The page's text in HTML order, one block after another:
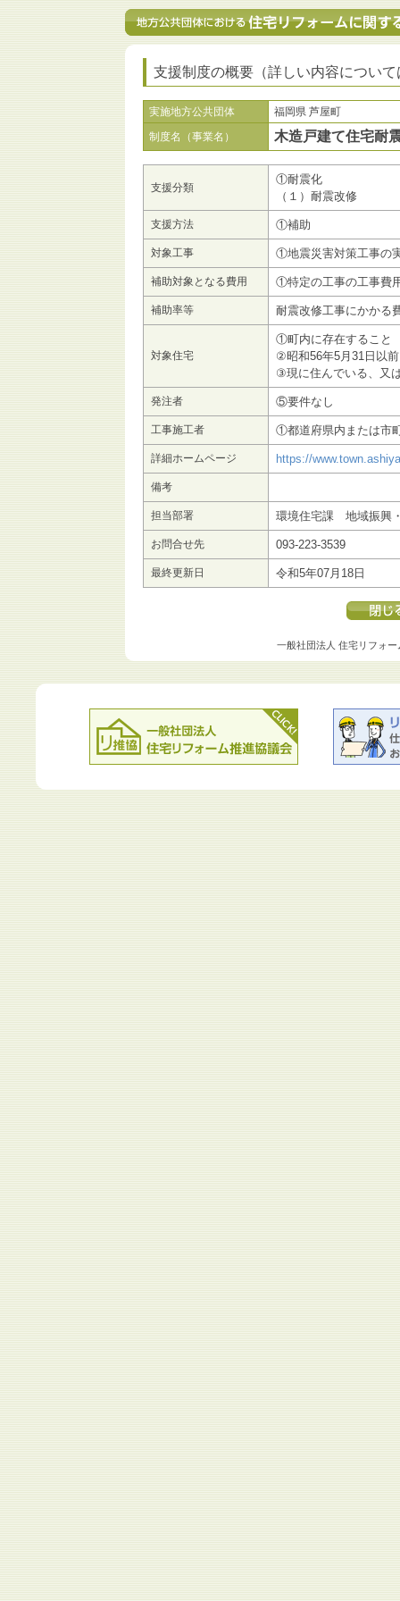
支援制度の概要（詳しい内容につい
実施地方公共団体
福岡県 芦屋町
制度名（事業名）
木造戸建て住宅耐
支援分類
①耐震化
（１）耐震改修
支援方法 ①補助
対象工事 ①地震災害対策工事の
補助対象となる費用 ①特定の工事の工事費
補助率等 耐震改修工事にかかる
対象住宅
①町内に存在すること
②昭和56年5月31日以
③現に住んでいる、又
発注者 ⑤要件なし
工事施工者 ①都道府県内または市
詳細ホームページ https://
備考
担当部署 環境住宅課 地域振興
お問合せ先 093-223-3539
最終更新日 令和5年07月18日
一般社団法人 住宅リフォー